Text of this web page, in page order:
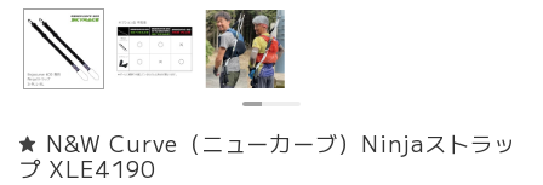
N&W Curve（ニューカーブ）Ninjaストラッ
プ XLE4190